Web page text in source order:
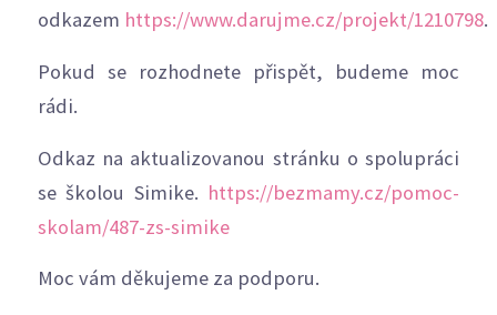
odkazem https://www.darujme.cz/projekt/1210798.
Pokud se rozhodnete přispět, budeme moc
rádi.
Odkaz na aktualizovanou stránku o spolupráci
se školou Simike. https://bezmamy.cz/pomoc-
skolam/487-zs-simike
Moc vám děkujeme za podporu.